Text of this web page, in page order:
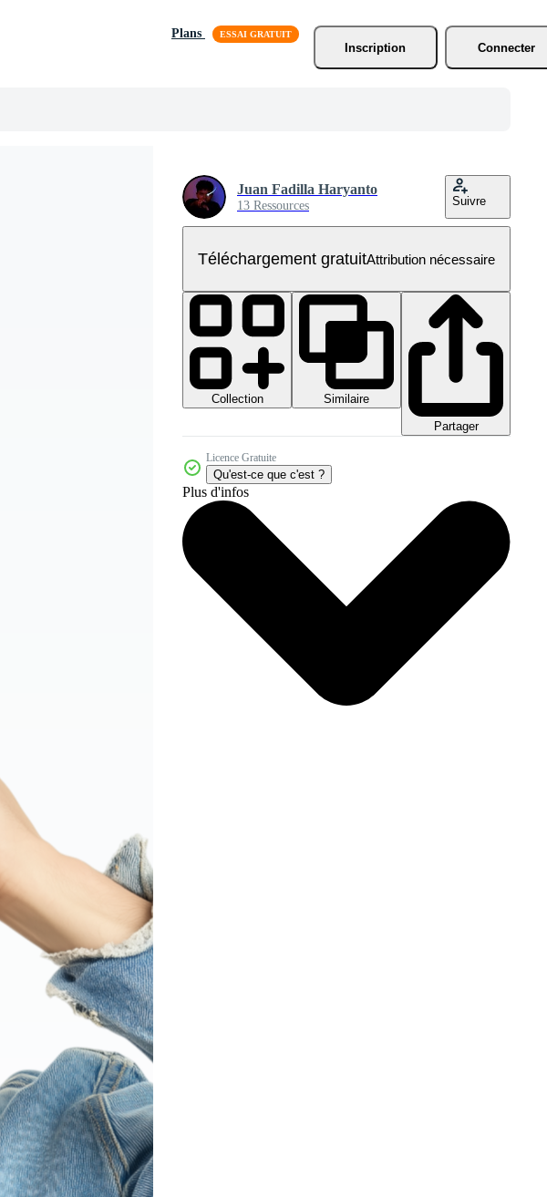
Plans
Inscription
Connecter
Juan Fadilla Haryanto
13 Ressources Suivre
Téléchargement gratuitAttribution nécessaire
Collection
Similaire
Partager
Licence Gratuite
Qu'est-ce que c'est ?
Plus d'infos